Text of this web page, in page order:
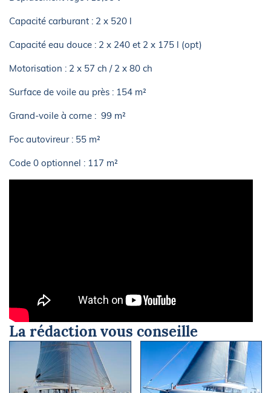
Capacité carburant : 2 x 520 l
Capacité eau douce : 2 x 240 et 2 x 175 l (opt)
Motorisation : 2 x 57 ch / 2 x 80 ch
Surface de voile au près : 154 m²
Grand-voile à corne : 99 m²
Foc autovireur : 55 m²
Code 0 optionnel : 117 m²
La rédaction vous conseille